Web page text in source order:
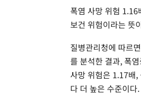
폭염 사망 위험 1.16
보건 위험이라는 뜻
질병관리청에 따르
를 분석한 결과, 폭
사망 위험은 1.17배
다 더 높은 수준이다.